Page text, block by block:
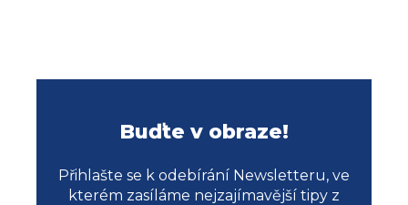
Buďte v obraze!
Přihlašte se k odebírání Newsletteru, ve
kterém zasíláme nejzajímavější tipy z